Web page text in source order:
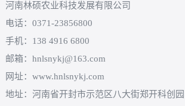
河南林硕农业科技发展有限公司
电话：0371-23856800
手机：138 4916 6800
邮箱：hnlsnykj@163.com
网址：www.hnlsnykj.com
地址：河南省开封市示范区八大街郑开科创